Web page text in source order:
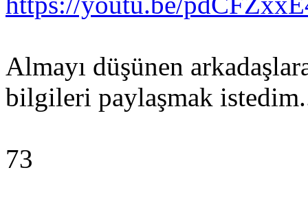
Almayı düşünen
bilgileri paylaşmak
73